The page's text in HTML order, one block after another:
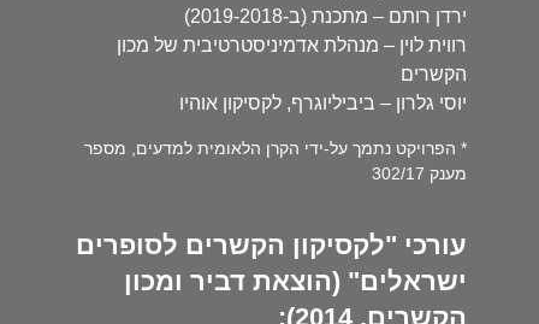
ירדן רותם – מתכנת (ב-2019-2018)
רווית לוין – מנהלת אדמיניסטרטיבית של מכון
הקשרים
יוסי גלרון – ביביליוגרף, לקסיקון אוהיו
* הפרויקט נתמך על-ידי הקרן הלאומית למדעים, מספר
מענק 302/17
עורכי "לקסיקון הקשרים לסופרים
ישראלים" (הוצאת דביר ומכון
הקשרים, 2014):